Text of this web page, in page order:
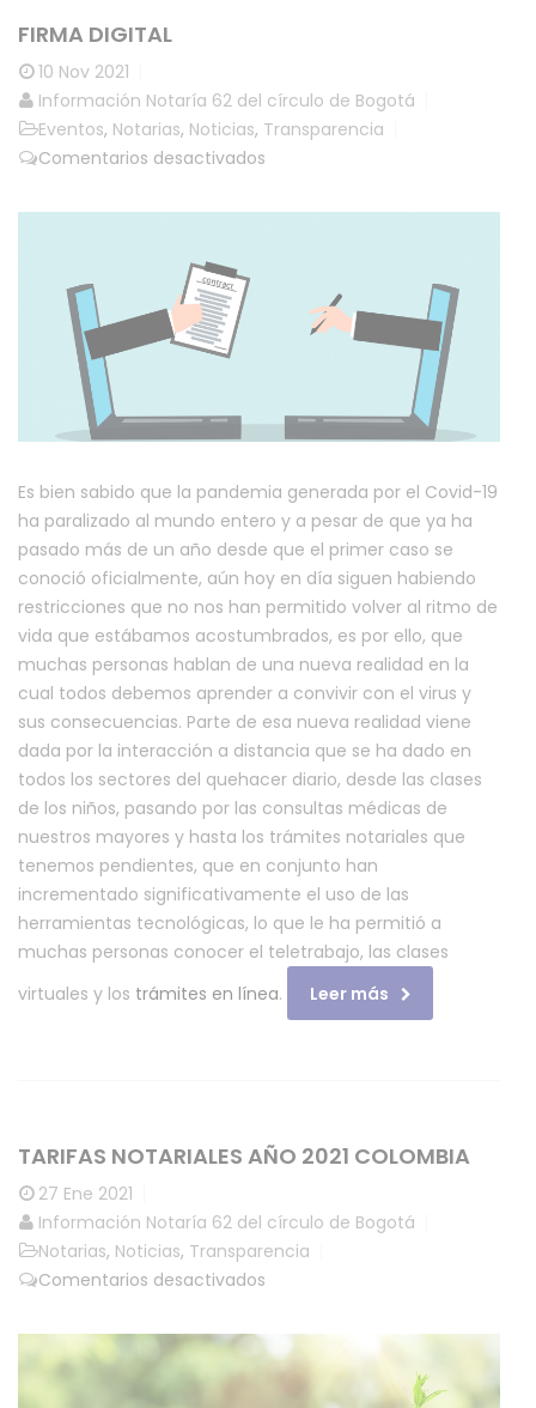
FIRMA DIGITAL
10 Nov 2021
Información Notaría 62 del círculo de Bogotá
Eventos, Notarias, Noticias, Transparencia
Comentarios desactivados
digital
Es bien sabido que la pandemia generada por el Covid-19
ha paralizado al mundo entero y a pesar de que ya ha
pasado más de un año desde que el primer caso se
conoció oficialmente, aún hoy en día siguen habiendo
restricciones que no nos han permitido volver al ritmo de
vida que estábamos acostumbrados, es por ello, que
muchas personas hablan de una nueva realidad en la
cual todos debemos aprender a convivir con el virus y
sus consecuencias. Parte de esa nueva realidad viene
dada por la interacción a distancia que se ha dado en
todos los sectores del quehacer diario, desde las clases
de los niños, pasando por las consultas médicas de
nuestros mayores y hasta los trámites notariales que
tenemos pendientes, que en conjunto han
incrementado significativamente el uso de las
herramientas tecnológicas, lo que le ha permitió a
muchas personas conocer el teletrabajo, las clases
virtuales y los trámites en línea. Leer más
TARIFAS NOTARIALES AÑO 2021 COLOMBIA
27 Ene 2021
Información Notaría 62 del círculo de Bogotá
Notarias, Noticias, Transparencia
Comentarios desactivados
notariales
año